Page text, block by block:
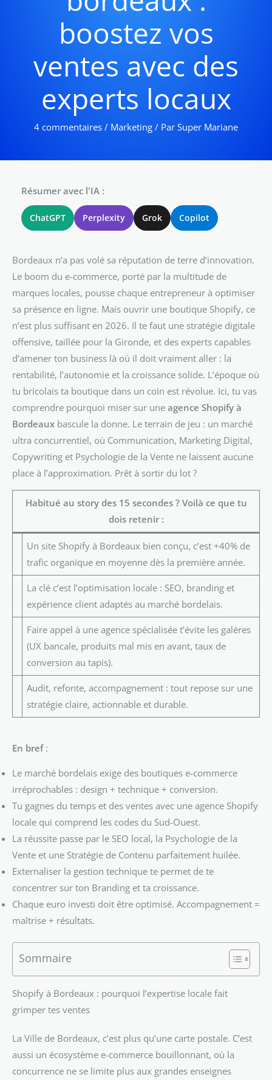
boostez vos
ventes avec des
experts locaux
4 commentaires / Marketing / Par Super Mariane
Résumer avec l'IA :
ChatGPT Perplexity Grok Copilot
Bordeaux n’a pas volé sa réputation de terre d’innovation.
Le boom du e-commerce, porté par la multitude de
marques locales, pousse chaque entrepreneur à optimiser
sa présence en ligne. Mais ouvrir une boutique Shopify, ce
n’est plus suffisant en 2026. Il te faut une stratégie digitale
offensive, taillée pour la Gironde, et des experts capables
d’amener ton business là où il doit vraiment aller : la
rentabilité, l’autonomie et la croissance solide. L’époque où
tu bricolais ta boutique dans un coin est révolue. Ici, tu vas
comprendre pourquoi miser sur une agence Shopify à
Bordeaux bascule la donne. Le terrain de jeu : un marché
ultra concurrentiel, où Communication, Marketing Digital,
Copywriting et Psychologie de la Vente ne laissent aucune
place à l’approximation. Prêt à sortir du lot ?
Habitué au story des 15 secondes ? Voilà ce que tu
dois retenir :
Un site Shopify à Bordeaux bien conçu, c’est +40% de
trafic organique en moyenne dès la première année.
La clé c’est l’optimisation locale : SEO, branding et
expérience client adaptés au marché bordelais.
Faire appel à une agence spécialisée t’évite les galères
(UX bancale, produits mal mis en avant, taux de
conversion au tapis).
Audit, refonte, accompagnement : tout repose sur une
stratégie claire, actionnable et durable.
En bref:
Le marché bordelais exige des boutiques e-commerce
irréprochables : design + technique + conversion.
Tu gagnes du temps et des ventes avec une agence Shopify
locale qui comprend les codes du Sud-Ouest.
La réussite passe par le SEO local, la Psychologie de la
Vente et une Stratégie de Contenu parfaitement huilée.
Externaliser la gestion technique te permet de te
concentrer sur ton Branding et ta croissance.
Chaque euro investi doit être optimisé. Accompagnement =
maîtrise + résultats.
Sommaire
Shopify à Bordeaux : pourquoi l’expertise locale fait
grimper tes ventes
La Ville de Bordeaux, c’est plus qu’une carte postale. C’est
aussi un écosystème e-commerce bouillonnant, où la
concurrence ne se limite plus aux grandes enseignes